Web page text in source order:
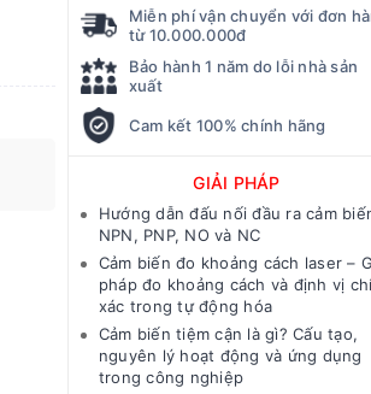
Miễn phí vận chuyển với đơn
từ 10.000.000đ
Bảo hành 1 năm do lỗi nhà sản
xuất
Cam kết 100% chính hãng
GIẢI PHÁP
Hướng dẫn đấu nối đầu ra cảm
NPN, PNP, NO và NC
Cảm biến đo khoảng cách laser –
pháp đo khoảng cách và định vị
xác trong tự động hóa
Cảm biến tiệm cận là gì? Cấu tạo,
nguyên lý hoạt động và ứng dụng
trong công nghiệp